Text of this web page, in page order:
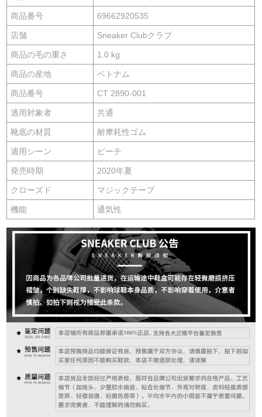
商品番号 69662920535
店舗 Sneaker Clubクラブ
商品の毛の重さ 1.0 kg
商品の産地 ベトナム
商品番号 CT 2890-001
適用対象者 共通
靴底の材質 耐摩耗性ゴム
適用シーン ビーチ
発売時期 2020年夏
クローズド マジックテープ
機能 通気性